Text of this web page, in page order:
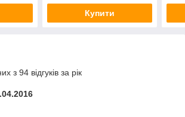
Купити
з 94 відгуків за рік